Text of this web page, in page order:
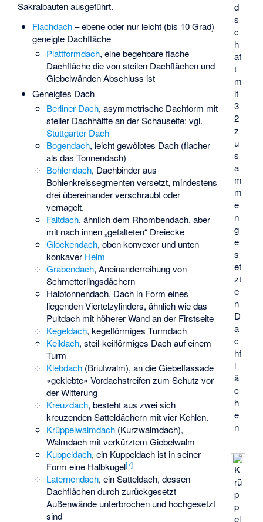
d
s
c
h
af
t
m
it
3
2
z
u
s
a
m
m
e
n
g
e
s
et
zt
e
n
D
a
c
hf
l
ä
c
h
e
n
K
rü
p
p
el
Sakralbauten ausgeführt.
Flachdach– ebene oder nur leicht (bis 10 Grad)
geneigte Dachfläche
Plattformdach, eine begehbare flache
Dachfläche die von steilen Dachflächen und
Giebelwänden Abschluss ist
Geneigtes Dach
Berliner Dach, asymmetrische Dachform mit
steiler Dachhälfte an der Schauseite; vgl.
Stuttgarter Dach
Bogendach, leicht gewölbtes Dach (flacher
als das Tonnendach)
Bohlendach, Dachbinder aus
Bohlenkreissegmenten versetzt, mindestens
drei übereinander verschraubt oder
vernagelt.
Faltdach, ähnlich dem Rhombendach, aber
mit nach innen „gefalteten“ Dreiecke
Glockendach, oben konvexer und unten
konkaver Helm
Grabendach, Aneinanderreihung von
Schmetterlingsdächern
Halbtonnendach, Dach in Form eines
liegenden Viertelzylinders, ähnlich wie das
Pultdach mit höherer Wand an der Firstseite
Kegeldach, kegelförmiges Turmdach
Keildach, steil-keilförmiges Dach auf einem
Turm
Klebdach (Briutwalm), an die Giebelfassade
«geklebte» Vordachstreifen zum Schutz vor
der Witterung
Kreuzdach, besteht aus zwei sich
kreuzenden Satteldächern mit vier Kehlen.
Krüppelwalmdach (Kurzwalmdach),
Walmdach mit verkürztem Giebelwalm
Kuppeldach, ein Kuppeldach ist in seiner
Form eine Halbkugel[7]
Laternendach, ein Satteldach, dessen
Dachflächen durch zurückgesetzt
Außenwände unterbrochen und hochgesetzt
sind